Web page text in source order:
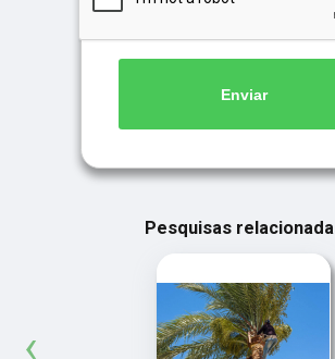
Enviar
Pesquisas
‹